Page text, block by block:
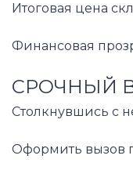
Итоговая цена
Финансовая
СРОЧНЫЙ
Столкнувшись с
Оформить вызов